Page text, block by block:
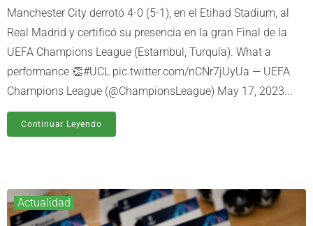
Manchester City derrotó 4-0 (5-1), en el Etihad Stadium, al
Real Madrid y certificó su presencia en la gran Final de la
UEFA Champions League (Estambul, Turquía). What a
performance 👏#UCL pic.twitter.com/nCNr7jUyUa — UEFA
Champions League (@ChampionsLeague) May 17, 2023...
Continuar Leyendo
Actualidad